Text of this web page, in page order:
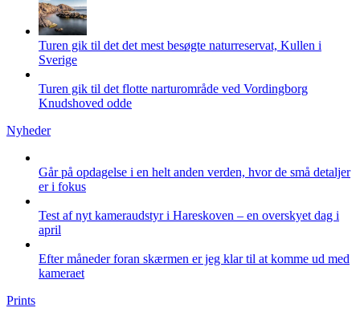
Turen gik til det det mest besøgte naturreservat, Kullen i
Sverige
Turen gik til det flotte narturområde ved Vordingborg
Knudshoved odde
Nyheder
Går på opdagelse i en helt anden verden, hvor de små detaljer
er i fokus
Test af nyt kameraudstyr i Hareskoven – en overskyet dag i
april
Efter måneder foran skærmen er jeg klar til at komme ud med
kameraet
Prints